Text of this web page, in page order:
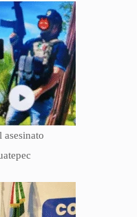
asesinato